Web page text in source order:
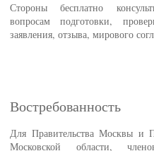
Стороны бесплатно
вопросам подготовки,
заявления, отзыва, мирового
Востребованность
Для Правительства Москвы и
Московской области,